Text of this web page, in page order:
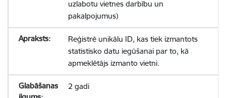
uzlabotu vietnes darbību un
pakalpojumus)
Reģistrē unikālu ID, kas tiek izmantots
statistisko datu iegūšanai par to, kā
apmeklētājs izmanto vietni.
2 gadi